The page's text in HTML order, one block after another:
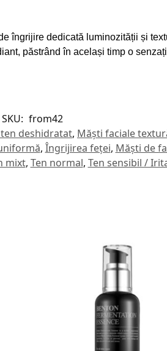
îngrijire dedicată luminozității și
păstrând în același timp o
SKU: from42
deshidratat, Măști faciale
, Îngrijirea feței, Măști de
mixt, Ten normal, Ten sensibil /